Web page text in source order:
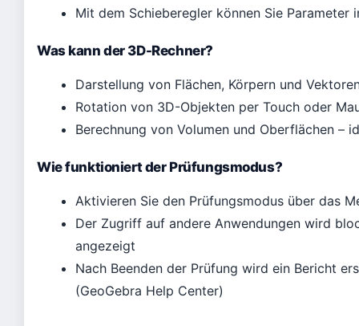
Mit dem Schieberegler können Sie
Was kann der 3D-Rechner?
Darstellung von Flächen, Körpern und
Rotation von 3D-Objekten per Touch oder
Berechnung von Volumen und Oberflächen –
Wie funktioniert der Prüfungsmodus?
Aktivieren Sie den Prüfungsmodus über das
Der Zugriff auf andere Anwendungen wird
angezeigt
Nach Beenden der Prüfung wird ein Bericht
(GeoGebra Help Center)